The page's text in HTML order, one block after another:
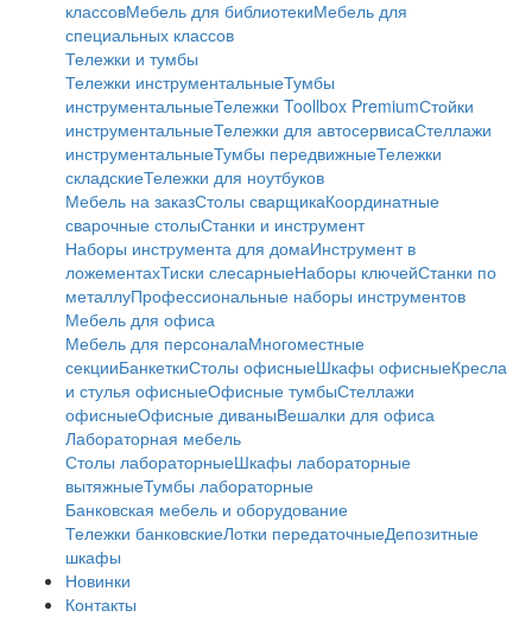
классовМебель для библиотекиМебель для
специальных классов
Тележки и тумбы
Тележки инструментальныеТумбы
инструментальныеТележки Toollbox PremiumСтойки
инструментальныеТележки для автосервисаСтеллажи
инструментальныеТумбы передвижныеТележки
складскиеТележки для ноутбуков
Мебель на заказСтолы сварщикаКоординатные
сварочные столыСтанки и инструмент
Наборы инструмента для домаИнструмент в
ложементахТиски слесарныеНаборы ключейСтанки по
металлуПрофессиональные наборы инструментов
Мебель для офиса
Мебель для персоналаМногоместные
секцииБанкеткиСтолы офисныеШкафы офисныеКресла
и стулья офисныеОфисные тумбыСтеллажи
офисныеОфисные диваныВешалки для офиса
Лабораторная мебель
Столы лабораторныеШкафы лабораторные
вытяжныеТумбы лабораторные
Банковская мебель и оборудование
Тележки банковскиеЛотки передаточныеДепозитные
шкафы
Новинки
Контакты